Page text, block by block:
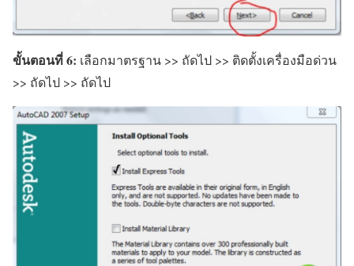
ขั้นตอนที่ 6: เลือกมาตรฐาน >> ถัดไป >> ติดตั้งเครื่องมือด่วน
>> ถัดไป >> ถัดไป